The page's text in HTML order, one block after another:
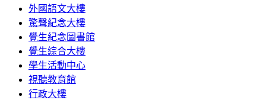
外國語文大樓
驚聲紀念大樓
覺生紀念圖書館
覺生綜合大樓
學生活動中心
視聽教育館
行政大樓